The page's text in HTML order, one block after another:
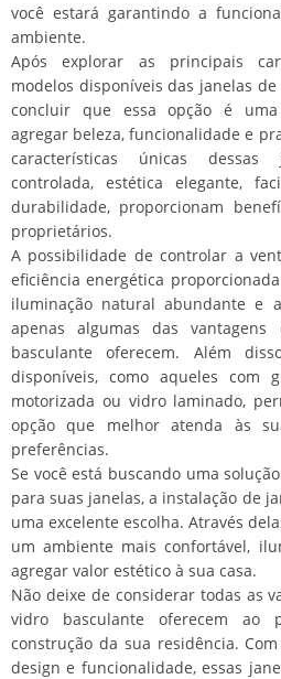
você estará garantindo a
ambiente.
Após explorar as principais
modelos disponíveis das janelas
concluir que essa opção é
agregar beleza, funcionalidade e
características únicas dessas
controlada, estética elegante,
durabilidade, proporcionam
proprietários.
A possibilidade de controlar a
eficiência energética
iluminação natural abundante e
apenas algumas das
basculante oferecem. Além
disponíveis, como aqueles com
motorizada ou vidro laminado,
opção que melhor atenda às
preferências.
Se você está buscando uma
para suas janelas, a instalação de
uma excelente escolha. Através
um ambiente mais confortável,
agregar valor estético à sua casa.
Não deixe de considerar todas as
vidro basculante oferecem ao
construção da sua residência.
design e funcionalidade, essas